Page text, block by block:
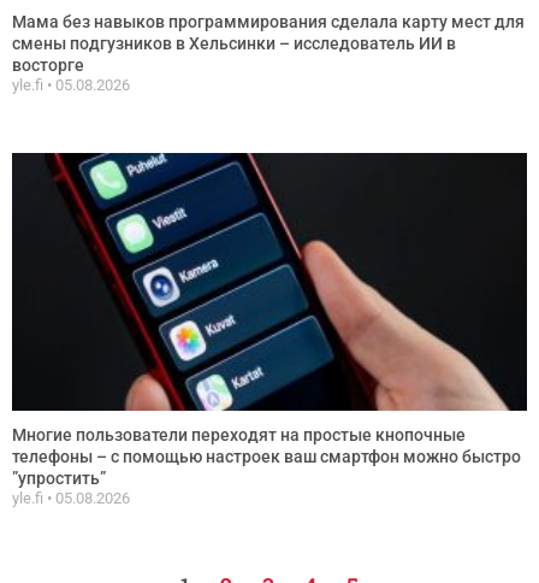
Мама без навыков программирования сделала карту мест для
смены подгузников в Хельсинки – исследователь ИИ в
восторге
yle.fi 05.08.2026
Многие пользователи переходят на простые кнопочные
телефоны – с помощью настроек ваш смартфон можно быстро
”упростить”
yle.fi 05.08.2026